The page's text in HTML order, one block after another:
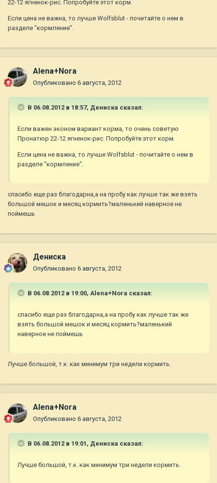
22-12 ягненок-рис. Попробуйте этот корм.
Если цена не важна, то лучше Wolfsblut - почитайте о нем в
разделе "кормление".
Alena+Nora
Опубликовано 6 августа, 2012
В 06.08.2012 в 18:57, Дениска сказал:
Если важен эконом вариант корма, то очень советую
Пронатюр 22-12 ягненок-рис. Попробуйте этот корм.
Если цена не важна, то лучше Wolfsblut - почитайте о нем в
разделе "кормление".
спасибо еще раз благодарна,а на пробу как лучше так же взять
большой мешок и месяц кормить?маленький наверное не
поймешь
Дениска
Опубликовано 6 августа, 2012
В 06.08.2012 в 19:00, Alena+Nora сказал:
спасибо еще раз благодарна,а на пробу как лучше так же
взять большой мешок и месяц кормить?маленький
наверное не поймешь
Лучше большой, т.к. как минимум три недели кормить.
Alena+Nora
Опубликовано 6 августа, 2012
В 06.08.2012 в 19:01, Дениска сказал:
Лучше большой, т.к. как минимум три недели кормить.